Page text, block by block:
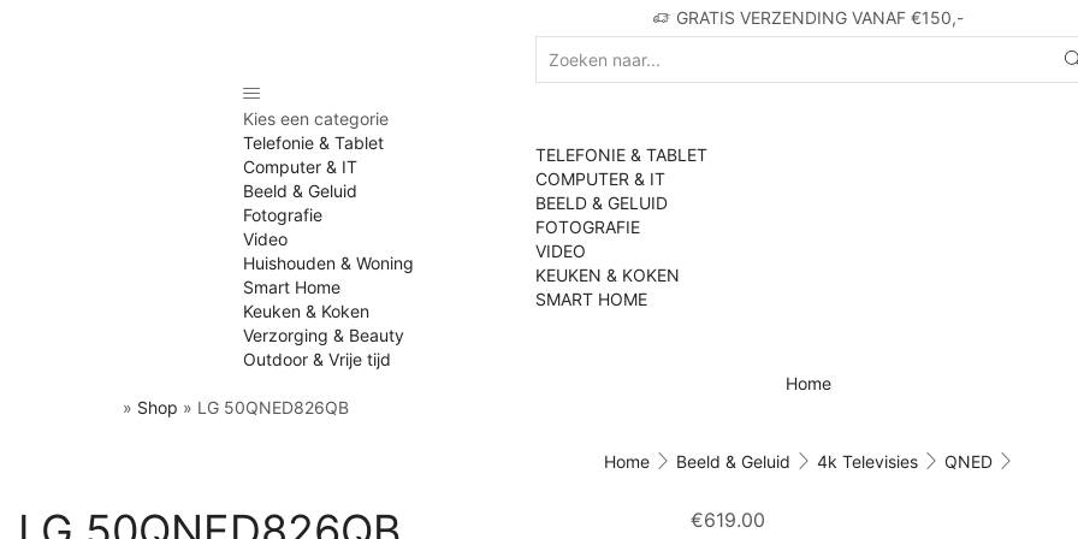
GRATIS VERZENDING VANAF €150,-
Kies een categorie
Telefonie & Tablet
Computer & IT
Beeld & Geluid
Fotografie
Video
Huishouden & Woning
Smart Home
Keuken & Koken
Verzorging & Beauty
Outdoor & Vrije tijd
TELEFONIE & TABLET
COMPUTER & IT
BEELD & GELUID
FOTOGRAFIE
VIDEO
KEUKEN & KOKEN
SMART HOME
Home
» Shop » LG 50QNED826QB
Home Beeld & Geluid 4k Televisies QNED
€619.00